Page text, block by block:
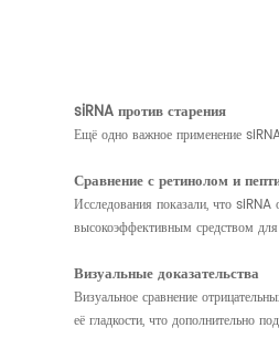
siRNA против старения
Ещё одно важное применение
Сравнение с ретинолом и
Исследования показали, что
высокоэффективным средством
Визуальные доказательства
Визуальное сравнение
её гладкости, что дополнительно